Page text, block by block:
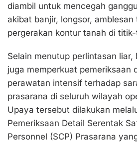
diambil untuk mencegah
akibat banjir, longsor, amblesan
pergerakan kontur tanah di
Selain menutup perlintasan liar,
juga memperkuat pemeriksaan
perawatan intensif terhadap
prasarana di seluruh wilayah
Upaya tersebut dilakukan
Pemeriksaan Detail Serentak
Personnel (SCP) Prasarana